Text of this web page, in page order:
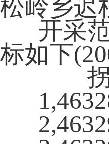
松岭乡迟
开采
标如下
拐